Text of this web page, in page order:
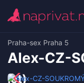
Praha-sex Praha 5
Alex-CZ-
let)